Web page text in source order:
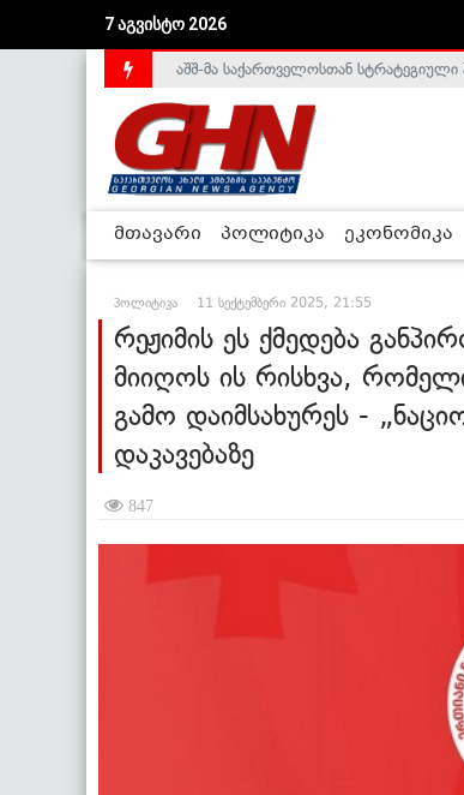
7 აგვისტო 2026
საქართველოს დე-ფაქტო მთავრობა
აშშ-მა საქართველოსთან სტრატეგიული
მთავარი პოლიტიკა ეკონომიკა
პოლიტიკა 11 სექტემბერი 2025, 21:55
რეჟიმის ეს ქმედება
მიიღოს ის რისხვა,
გამო დაიმსახურეს -
დაკავებაზე
847